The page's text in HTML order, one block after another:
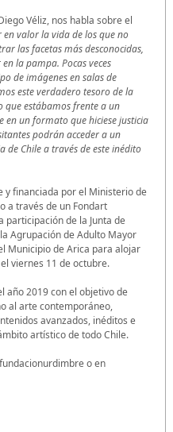
Véliz, nos habla sobre el
valor la vida de los que no
las facetas más desconocidas,
la pampa. Pocas veces
de imágenes en salas de
este verdadero tesoro de la
que estábamos frente a un
en un formato que hiciese justicia
podrán acceder a un
Chile a través de este inédito
y financiada por el Ministerio de
a través de un Fondart
participación de la Junta de
Agrupación de Adulto Mayor
Municipio de Arica para alojar
viernes 11 de octubre.
año 2019 con el objetivo de
al arte contemporáneo,
avanzados, inéditos e
artístico de todo Chile.
o en